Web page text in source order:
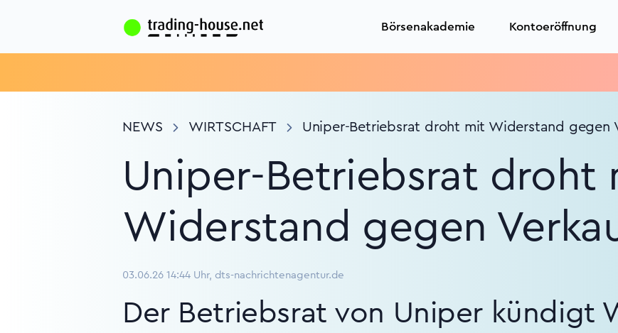
Börsenakademie Kontoeröffnung
NEWS WIRTSCHAFT Uniper-Betriebsrat droht mit Widerstand gegen
Uniper-Betriebsrat droht
Widerstand gegen
03.06.26 14:44 Uhr, dts-nachrichtenagentur.de
Der Betriebsrat von Uniper kündigt